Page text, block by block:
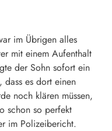
im Übrigen alles
mit einem Aufenthalt
der Sohn sofort ein
es dort einen
noch klären müssen,
schon so perfekt
im Polizeibericht.